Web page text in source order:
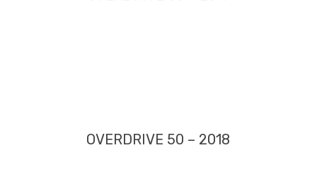
OVERDRIVE 50 – 2018